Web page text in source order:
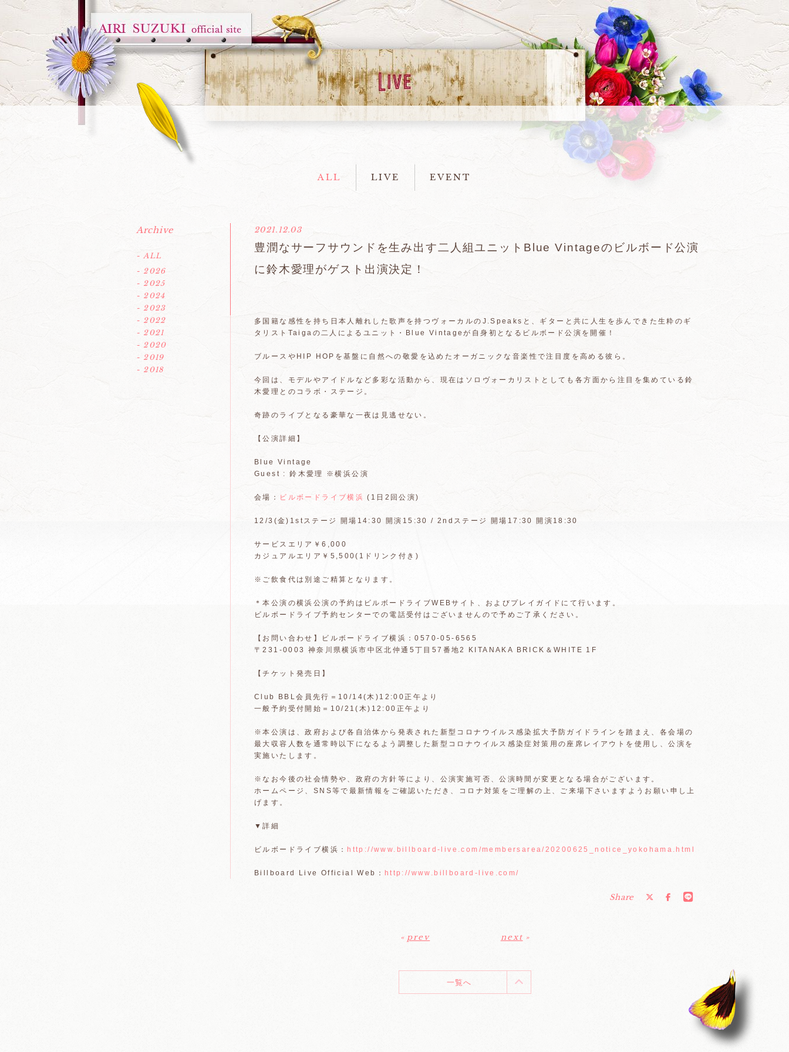
ALL LIVE EVENT
2021.12.03
豊潤なサーフサウンドを生み出す二人組ユニットBlue Vintageのビルボード公演
に鈴木愛理がゲスト出演決定！
多国籍な感性を持ち日本人離れした歌声を持つヴォーカルのJ.Speaksと、ギターと共に人生を歩んできた生粋のギ
タリストTaigaの二人によるユニット・Blue Vintageが自身初となるビルボード公演を開催！
ブルースやHIP HOPを基盤に自然への敬愛を込めたオーガニックな音楽性で注目度を高める彼ら。
今回は、モデルやアイドルなど多彩な活動から、現在はソロヴォーカリストとしても各方面から注目を集めている鈴
木愛理とのコラボ・ステージ。
奇跡のライブとなる豪華な一夜は見逃せない。
【公演詳細】
Blue Vintage
Guest : 鈴木愛理 ※横浜公演
会場： ビルボードライブ横浜 (1日2回公演)
12/3(金)1stステージ 開場14:30 開演15:30 / 2ndステージ 開場17:30 開演18:30
サービスエリア￥6,000
カジュアルエリア￥5,500(1ドリンク付き)
※ご飲食代は別途ご精算となります。
＊本公演の横浜公演の予約はビルボードライブWEBサイト、およびプレイガイドにて行います。
ビルボードライブ予約センターでの電話受付はございませんので予めご了承ください。
【お問い合わせ】ビルボードライブ横浜：0570-05-6565
〒231-0003 神奈川県横浜市中区北仲通5丁目57番地2 KITANAKA BRICK＆WHITE 1F
【チケット発売日】
Club BBL会員先行＝10/14(木)12:00正午より
一般予約受付開始＝10/21(木)12:00正午より
※本公演は、政府および各自治体から発表された新型コロナウイルス感染拡大予防ガイドラインを踏まえ、各会場の
最大収容人数を通常時以下になるよう調整した新型コロナウイルス感染症対策用の座席レイアウトを使用し、公演を
実施いたします。
※なお今後の社会情勢や、政府の方針等により、公演実施可否、公演時間が変更となる場合がございます。
ホームページ、SNS等で最新情報をご確認いただき、コロナ対策をご理解の上、ご来場下さいますようお願い申し上
げます。
▼詳細
ビルボードライブ横浜： http://www.billboard-live.com/membersarea/20200625_notice_yokohama.html
Billboard Live Official Web： http://www.billboard-live.com/
Share
« prev next »
一覧へ
Archive
- ALL
- 2026
- 2025
- 2024
- 2023
- 2022
- 2021
- 2020
- 2019
- 2018